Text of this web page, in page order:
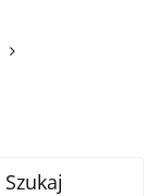
Szukaj